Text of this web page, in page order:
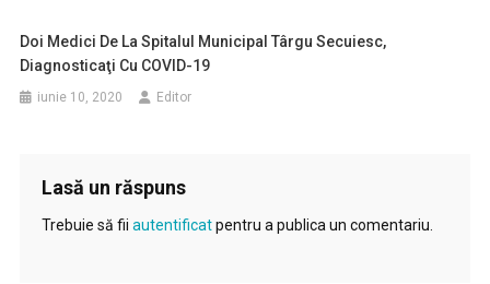
Doi Medici De La Spitalul Municipal Târgu Secuiesc,
Diagnosticaţi Cu COVID-19
iunie 10, 2020 Editor
Lasă un răspuns
Trebuie să fii autentificatpentru a publica un comentariu.